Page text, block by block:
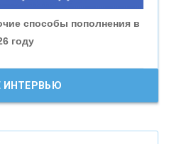
БАНК»
способы пополнения в
году
ИНТЕРВЬЮ